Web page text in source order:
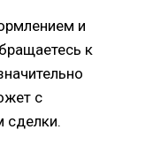
и
к
с
сделки.